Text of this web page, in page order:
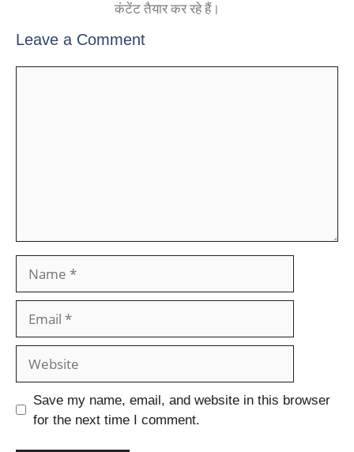
कंटेंट तैयार कर रहे हैं।
Leave a Comment
Save my name, email, and website in this browser
for the next time I comment.